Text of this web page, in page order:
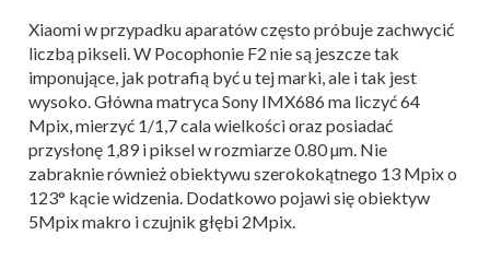
Xiaomi w przypadku aparatów często próbuje zachwycić
liczbą pikseli. W Pocophonie F2 nie są jeszcze tak
imponujące, jak potrafią być u tej marki, ale i tak jest
wysoko. Główna matryca Sony IMX686 ma liczyć 64
Mpix, mierzyć 1/1,7 cala wielkości oraz posiadać
przysłonę 1,89 i piksel w rozmiarze 0.80 µm. Nie
zabraknie również obiektywu szerokokątnego 13 Mpix o
123° kącie widzenia. Dodatkowo pojawi się obiektyw
5Mpix makro i czujnik głębi 2Mpix.